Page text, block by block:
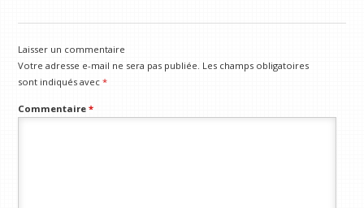
Laisser un commentaire
Votre adresse e-mail ne sera pas publiée. Les champs obligatoires
sont indiqués avec*
Commentaire*